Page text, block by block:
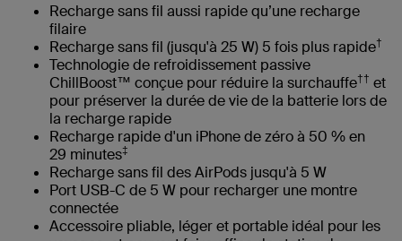
Recharge sans fil aussi rapide qu’une recharge
filaire
Recharge sans fil (jusqu'à 25 W) 5 fois plus rapide†
Technologie de refroidissement passive
ChillBoost™ conçue pour réduire la surchauffe†† et
pour préserver la durée de vie de la batterie lors de
la recharge rapide
Recharge rapide d'un iPhone de zéro à 50 % en
29 minutes‡
Recharge sans fil des AirPods jusqu'à 5 W
Port USB-C de 5 W pour recharger une montre
connectée
Accessoire pliable, léger et portable idéal pour les